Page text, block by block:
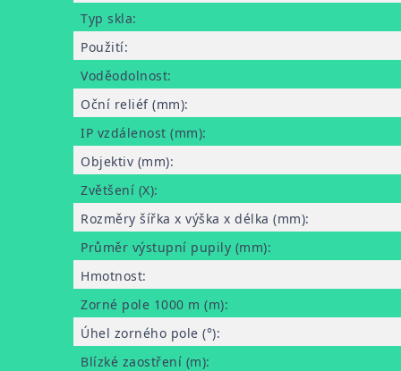
Typ skla:
Použití:
Voděodolnost:
Oční reliéf (mm):
IP vzdálenost (mm):
Objektiv (mm):
Zvětšení (X):
Rozměry šířka x výška x délka (mm):
Průměr výstupní pupily (mm):
Hmotnost:
Zorné pole 1000 m (m):
Úhel zorného pole (°):
Blízké zaostření (m):